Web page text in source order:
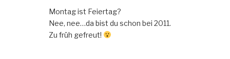
Montag ist Feiertag?
Nee, nee…da bist du schon bei 2011.
Zu früh gefreut!